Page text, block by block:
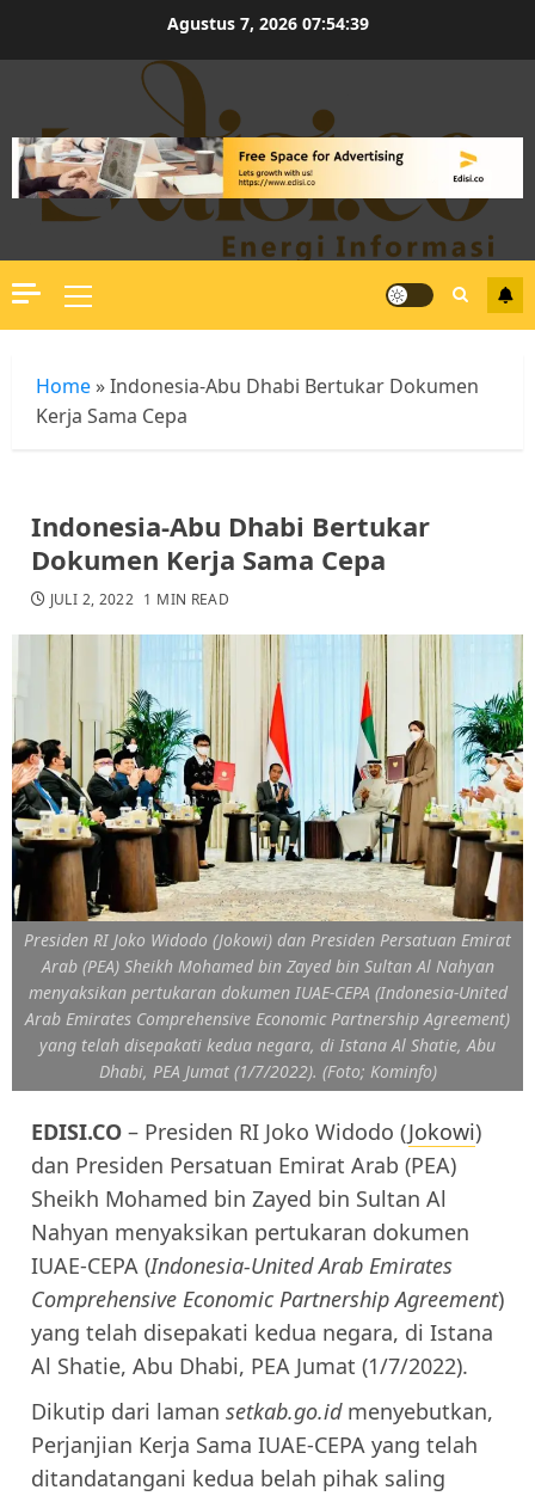
Agustus 7, 2026 07:54:40
Primary
Menu
Home »Indonesia-Abu Dhabi Bertukar Dokumen
Kerja Sama Cepa
Indonesia-Abu Dhabi Bertukar
Dokumen Kerja Sama Cepa
JULI 2, 2022 1 MIN READ
Presiden RI Joko Widodo (Jokowi) dan Presiden Persatuan Emirat
Arab (PEA) Sheikh Mohamed bin Zayed bin Sultan Al Nahyan
menyaksikan pertukaran dokumen IUAE-CEPA (Indonesia-United
Arab Emirates Comprehensive Economic Partnership Agreement)
yang telah disepakati kedua negara, di Istana Al Shatie, Abu
Dhabi, PEA Jumat (1/7/2022). (Foto; Kominfo)
EDISI.CO – Presiden RI Joko Widodo (Jokowi)
dan Presiden Persatuan Emirat Arab (PEA)
Sheikh Mohamed bin Zayed bin Sultan Al
Nahyan menyaksikan pertukaran dokumen
IUAE-CEPA (Indonesia-United Arab Emirates
Comprehensive Economic Partnership Agreement)
yang telah disepakati kedua negara, di Istana
Al Shatie, Abu Dhabi, PEA Jumat (1/7/2022).
Dikutip dari laman setkab.go.idmenyebutkan,
Perjanjian Kerja Sama IUAE-CEPA yang telah
ditandatangani kedua belah pihak saling